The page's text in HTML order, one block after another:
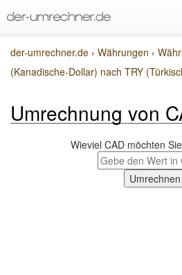
der-umrechner.de › Währungen ›
(Kanadische-Dollar) nach TRY
Umrechnung von
Wieviel CAD möchten